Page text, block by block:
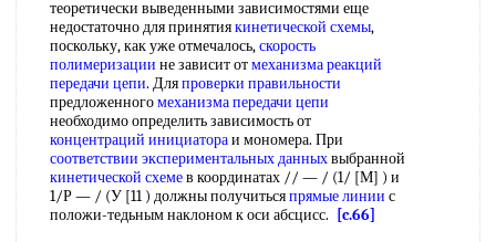
теоретически выведенными зависимостями еще
недостаточно для принятиякинетической схемы,
поскольку, как уже отмечалось,скорость
полимеризации не зависит отмеханизма реакций
передачи цепи. Дляпроверки правильности
предложенногомеханизма передачи цепи
необходимо определить зависимость от
концентраций инициатораи мономера. При
соответствии экспериментальных данныхвыбранной
кинетической схемев координатах // — / (1/ [М] ) и
1/Р — / (У [11 ) должны получитьсяпрямые линии с
положи-тедьным наклоном к оси абсцисс.
[c.66]